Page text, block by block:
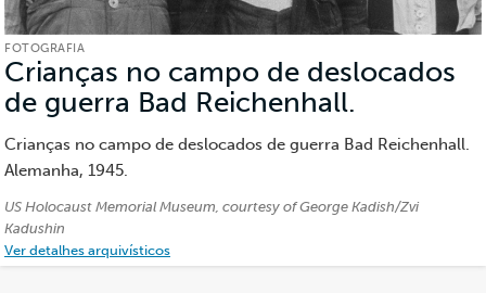
FOTOGRAFIA
Crianças no campo de deslocados
de guerra Bad Reichenhall.
Crianças no campo de deslocados de guerra Bad Reichenhall.
Alemanha, 1945.
Créditos:
US Holocaust Memorial Museum, courtesy of George Kadish/Zvi
Kadushin
Ver detalhes arquivísticos